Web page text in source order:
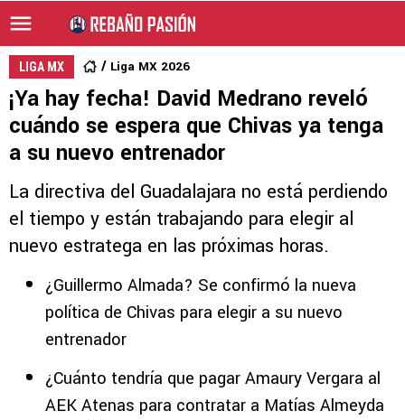
LIGA MX Liga MX 2026
¡Ya hay fecha! David Medrano reveló
cuándo se espera que Chivas ya tenga
a su nuevo entrenador
La directiva del Guadalajara no está perdiendo
el tiempo y están trabajando para elegir al
nuevo estratega en las próximas horas.
¿Guillermo Almada? Se confirmó la nueva
política de Chivas para elegir a su nuevo
entrenador
¿Cuánto tendría que pagar Amaury Vergara al
AEK Atenas para contratar a Matías Almeyda